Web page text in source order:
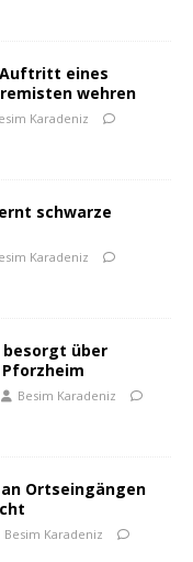
eines
wehren
Karadeniz
schwarze
Karadeniz
über
Besim Karadeniz
Ortseingängen
Besim Karadeniz